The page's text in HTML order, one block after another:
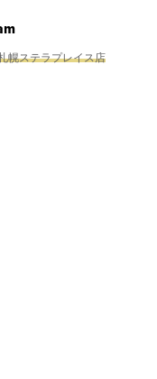
幌ステラプレイス店